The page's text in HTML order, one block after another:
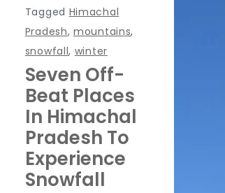
Tagged Himachal
Pradesh,mountains,
snowfall, winter
Seven Off-
Beat Places
In Himachal
Pradesh To
Experience
Snowfall